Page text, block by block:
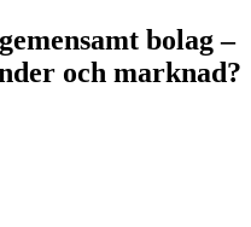
bolag –
och marknad?